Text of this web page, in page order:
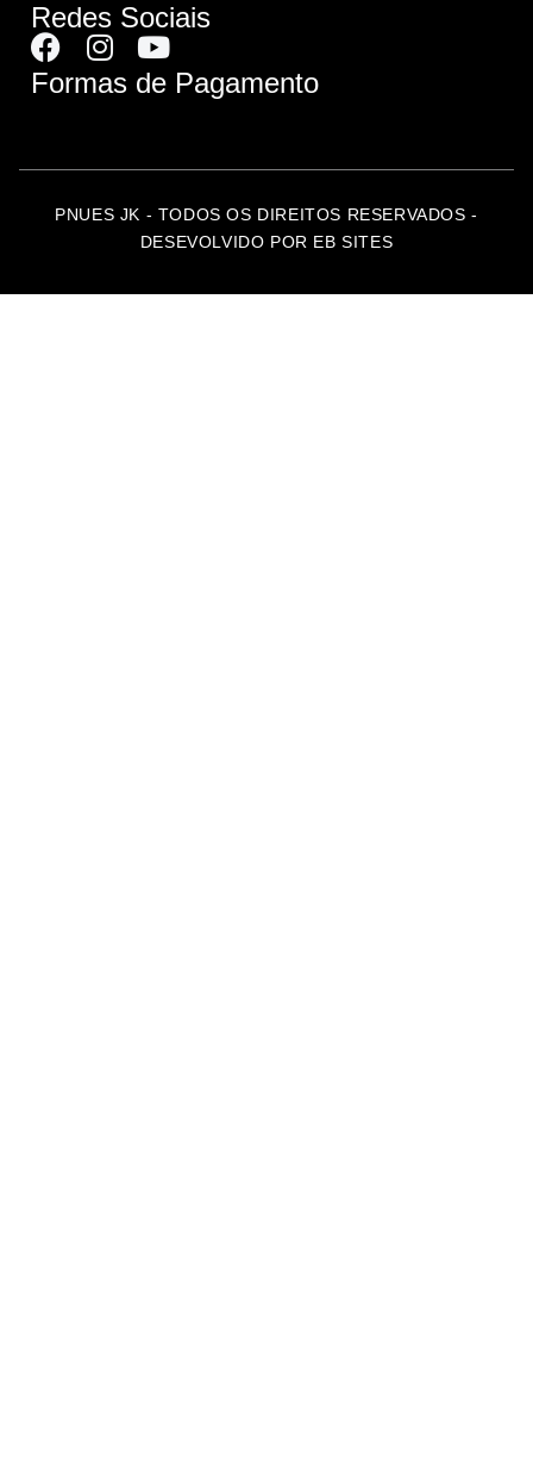
Redes Sociais
Formas de Pagamento
PNUES JK - TODOS OS DIREITOS RESERVADOS -
DESEVOLVIDO POR EB SITES